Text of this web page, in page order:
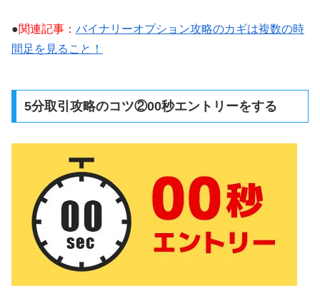
●関連記事： バイナリーオプション攻略のカギは複数の時
間足を見ること！
5分取引攻略のコツ②00秒エントリーをする